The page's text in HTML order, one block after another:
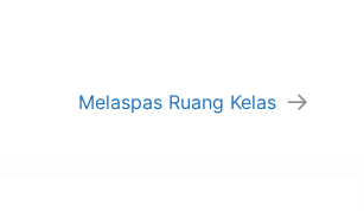
Melaspas Ruang Kelas